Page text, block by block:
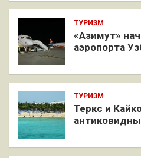
ТУРИЗМ
«Азимут»
аэропорта
ТУРИЗМ
Теркс и